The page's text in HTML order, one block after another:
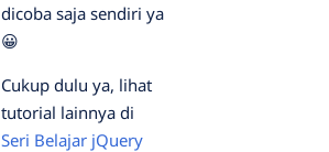
dicoba saja sendiri ya
😀
Cukup dulu ya, lihat
tutorial lainnya di
Seri Belajar jQuery